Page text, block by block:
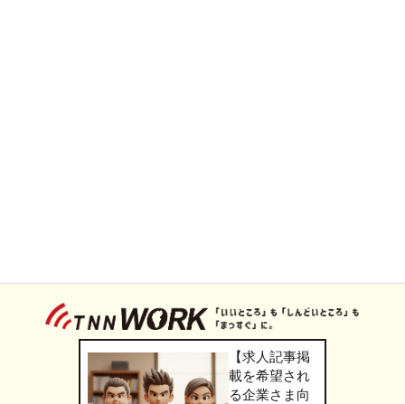
【求人記事掲
載を希望され
る企業さま向